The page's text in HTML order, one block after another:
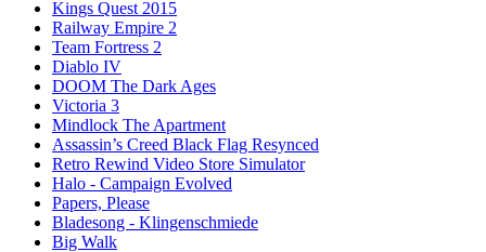
Kings Quest 2015
Railway Empire 2
Team Fortress 2
Diablo IV
DOOM The Dark Ages
Victoria 3
Mindlock The Apartment
Assassin’s Creed Black Flag Resynced
Retro Rewind Video Store Simulator
Halo - Campaign Evolved
Papers, Please
Bladesong - Klingenschmiede
Big Walk